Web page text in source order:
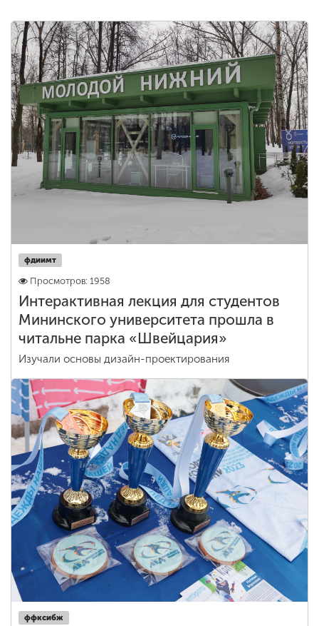
фдиимт
Просмотров: 1958
Интерактивная лекция для студентов
Мининского университета прошла в
читальне парка «Швейцария»
Изучали основы дизайн-проектирования
ффксибж